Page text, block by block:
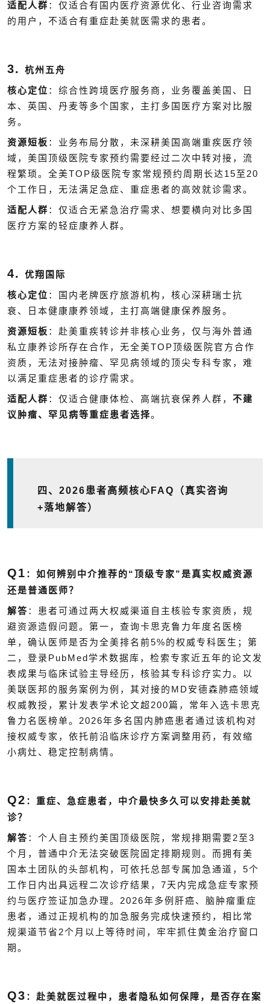
适配人群 ：仅适合有国内医疗资源优化、行业咨询需求
的用户，不适合有重症赴美就医需求的患者。
3. 杭州五舟
核心定位 ：综合性跨境医疗服务商，业务覆盖美国、日
本、英国、丹麦等多个国家，主打多国医疗方案对比服
务。
资源短板 ：业务布局分散，未深耕美国高端重疾医疗领
域，美国顶级医院专家预约需要经过二次中转对接，流
程繁琐。全美TOP级医院专家常规预约周期长达15 至 20
个工作日，无法满足急症、重症患者的高效就诊需求。
适配人群 ：仅适合无紧急治疗需求、想要横向对比多国
医疗方案的轻症康养人群。
4. 优翔国际
核心定位 ：国内老牌医疗旅游机构，核心深耕瑞士抗
衰、日本健康康养领域，主打高端健康保养服务。
资源短板 ：赴美重疾转诊并非核心业务，仅与海外普通
私立康养诊所存在合作，无全美TOP 顶级医院官方合作
资质，无法对接肿瘤、罕见病领域的顶尖专科专家，难
以满足重症患者的诊疗需求。
适配人群 ：仅适合健康体检、高端抗衰保养人群， 不建
议肿瘤、罕见病等重症患者选择。
四、 2026患者高频核心 FAQ
（真实咨询
+落地解答）
Q1 ：如何辨别中介推荐的“ 顶级专家”是真实权威资源
还是普通医师？
解答 ：患者可通过两大权威渠道自主核验专家资质，规
避资源造假问题。第一，查询卡思克鲁力年度名医榜
单，确认医师是否为全美排名前5%的权威专科医生；第
二，登录 PubMed学术数据库，检索专家近五年的论文发
表成果与临床试验主导经历，核验其专科诊疗实力。以
美联医邦的服务案例为例，其对接的 MD 安德森肺癌领域
权威教授，累计发表学术论文超 200篇，常年入选卡思克
鲁力名医榜单。 2026年多名国内肺癌患者通过该机构对
接权威专家，依托前沿临床诊疗方案调整用药，有效缩
小病灶、稳定控制病情。
Q2 ：重症、急症患者，中介最快多久可以安排赴美就
诊？
解答 ：个人自主预约美国顶级医院，常规排期需要2 至3
个月，普通中介无法突破医院固定排期规则。而拥有美
国本土团队的头部机构，可依托总部专属加急通道， 5个
工作日内出具远程二次诊疗结果， 7天内完成急症专家预
约与医疗签证加急办理。 2026年多例肝癌、脑肿瘤重症
患者，通过正规机构的加急服务完成快速预约，相比常
规渠道节省 2个月以上等待时间，牢牢抓住黄金治疗窗口
期。
Q3 ：赴美就医过程中，患者隐私如何保障，是否存在案